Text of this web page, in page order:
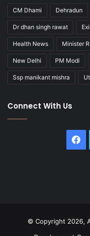
CM Dhami Dehradun
Dr dhan singh rawat
Health News Minister
New Delhi PM Modi
Ssp manikant mishra
Connect With Us
© Copyright 2026,